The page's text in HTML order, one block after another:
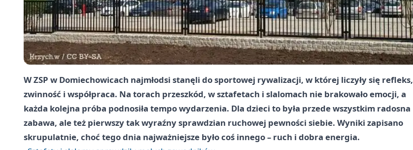
W ZSP w Domiechowicach najmłodsi stanęli do sportowej rywalizacji, w której liczyły się refleks,
zwinność i współpraca. Na torach przeszkód, w sztafetach i slalomach nie brakowało emocji, a
każda kolejna próba podnosiła tempo wydarzenia. Dla dzieci to była przede wszystkim radosna
zabawa, ale też pierwszy tak wyraźny sprawdzian ruchowej pewności siebie. Wyniki zapisano
skrupulatnie, choć tego dnia najważniejsze było coś innego – ruch i dobra energia.